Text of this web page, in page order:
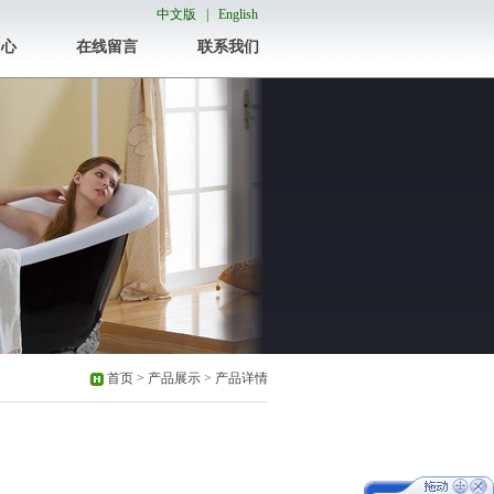
中文版 | English
在线留言 联系我们
首页 > 产品展示 > 产品详情